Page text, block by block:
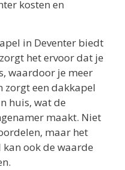
in Deventer biedt
het ervoor dat je
waardoor je meer
zorgt een dakkapel
huis, wat de
maakt. Niet
maar het
ook de waarde